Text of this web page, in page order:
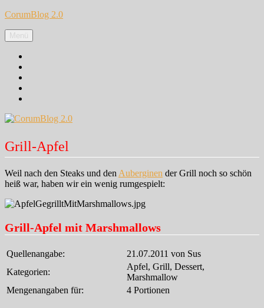
Zum
springen
CorumBlog 2.0
Menü
Grill-Apfel
Weil nach den Steaks und den Auberginen der Grill noch so schön
heiß war, haben wir ein wenig rumgespielt:
Grill-Apfel mit Marshmallows
Quellenangabe:
21.07.2011 von Sus
Kategorien:
Apfel, Grill, Dessert,
Marshmallow
Mengenangaben für:
4 Portionen